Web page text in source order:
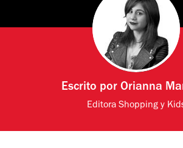
Escrito porOrianna
Editora Shopping y